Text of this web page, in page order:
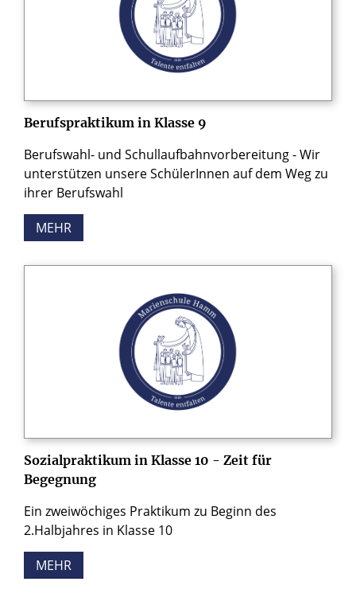
Berufspraktikum in Klasse 9
Berufswahl- und Schullaufbahnvorbereitung - Wir
unterstützen unsere SchülerInnen auf dem Weg zu
ihrer Berufswahl
MEHR
Sozialpraktikum in Klasse 10 - Zeit für
Begegnung
Ein zweiwöchiges Praktikum zu Beginn des
2.Halbjahres in Klasse 10
MEHR